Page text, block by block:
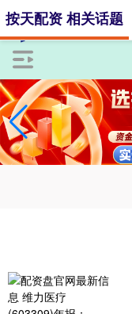
按天配资 相关话题